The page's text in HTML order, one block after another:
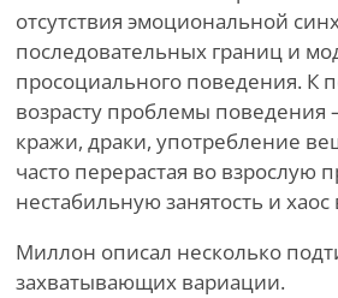
отсутствия эмоциональной
последовательных границ и
просоциального поведения. К
возрасту проблемы
кражи, драки, употребление
часто перерастая во взрослую
нестабильную занятость и
Миллон описал несколько
захватывающих вариации.